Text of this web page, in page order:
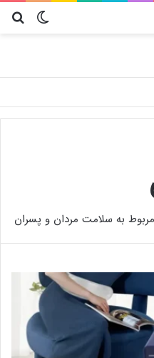
تغییر
به سلامت مردان و پسران